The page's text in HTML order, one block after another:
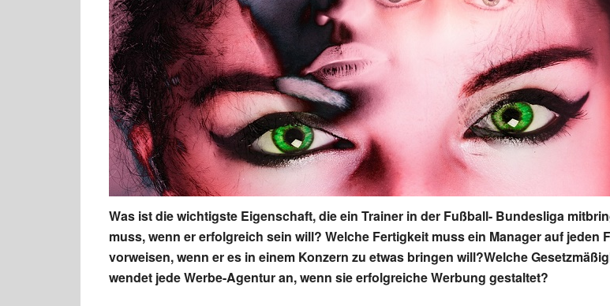
Was ist die wichtigste Eigenschaft, die ein Trainer in der Fußball- Bundesliga
muss, wenn er erfolgreich sein will? Welche Fertigkeit muss ein Manager auf jeden
vorweisen, wenn er es in einem Konzern zu etwas bringen will?Welche
wendet jede Werbe-Agentur an, wenn sie erfolgreiche Werbung gestaltet?